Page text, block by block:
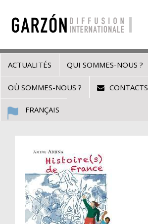
ACTUALITÉS QUI SOMMES-NOUS ?
OÙ SOMMES-NOUS ? CONTACTS
FRANÇAIS